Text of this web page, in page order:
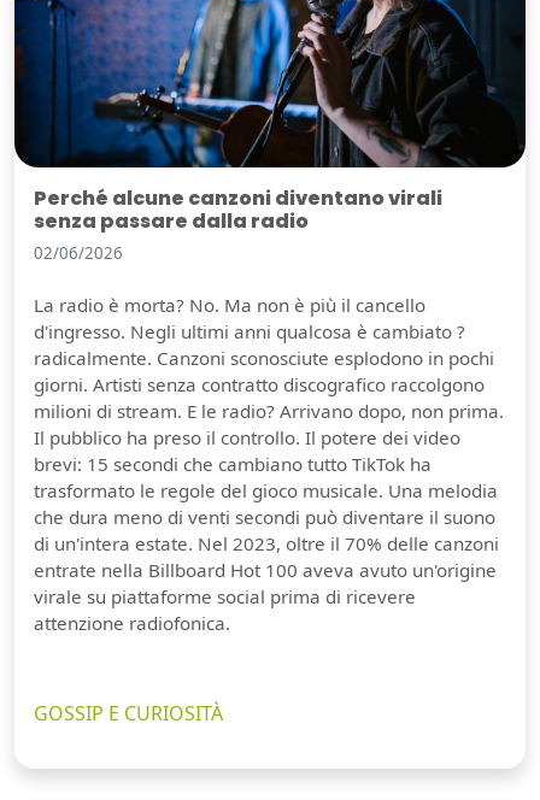
Perché alcune canzoni diventano virali
senza passare dalla radio
02/06/2026
La radio è morta? No. Ma non è più il cancello
d'ingresso. Negli ultimi anni qualcosa è cambiato ?
radicalmente. Canzoni sconosciute esplodono in pochi
giorni. Artisti senza contratto discografico raccolgono
milioni di stream. E le radio? Arrivano dopo, non prima.
Il pubblico ha preso il controllo. Il potere dei video
brevi: 15 secondi che cambiano tutto TikTok ha
trasformato le regole del gioco musicale. Una melodia
che dura meno di venti secondi può diventare il suono
di un'intera estate. Nel 2023, oltre il 70% delle canzoni
entrate nella Billboard Hot 100 aveva avuto un'origine
virale su piattaforme social prima di ricevere
attenzione radiofonica.
GOSSIP E CURIOSITÀ